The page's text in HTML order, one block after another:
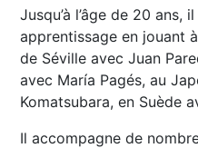
Jusqu’à l’âge de 20 ans,
apprentissage en jouant
de Séville avec Juan
avec María Pagés, au
Komatsubara, en Suède
Il accompagne de